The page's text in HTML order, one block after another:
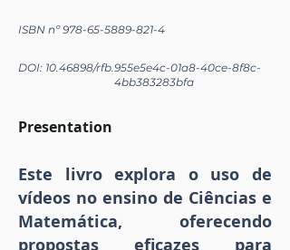
ISBN nº978-65-5889-821-4
DOI: 10.46898/rfb.955e5e4c-01a8-40ce-8f8c-
4bb383283bfa
Presentation
Este livro explora o uso de
vídeos no ensino de Ciências e
Matemática, oferecendo
propostas eficazes para